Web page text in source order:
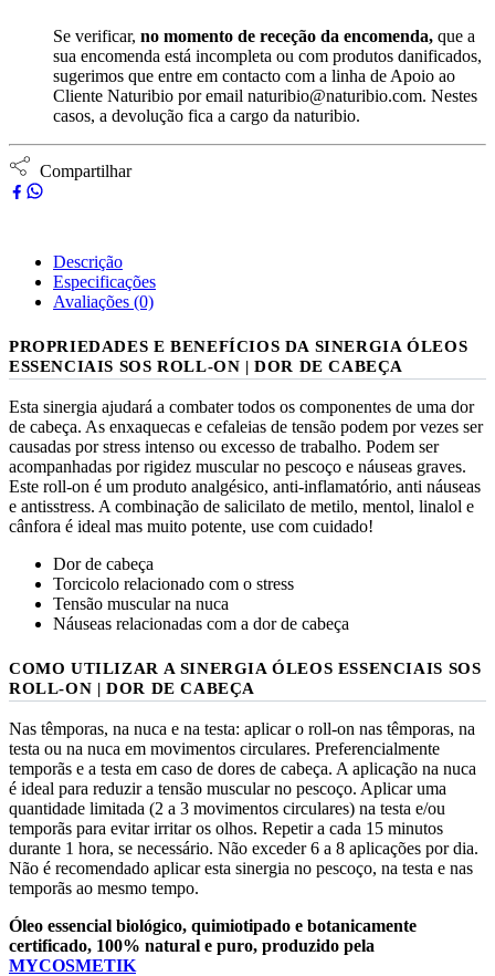
Se verificar, no momento de receção da encomenda, que a
sua encomenda está incompleta ou com produtos danificados,
sugerimos que entre em contacto com a linha de Apoio ao
Cliente Naturibio por email naturibio@naturibio.com. Nestes
casos, a devolução fica a cargo da naturibio.
Compartilhar
Descrição
Especificações
Avaliações (0)
PROPRIEDADES E BENEFÍCIOS DA SINERGIA ÓLEOS
ESSENCIAIS SOS ROLL-ON | DOR DE CABEÇA
Esta sinergia ajudará a combater todos os componentes de uma dor
de cabeça. As enxaquecas e cefaleias de tensão podem por vezes ser
causadas por stress intenso ou excesso de trabalho. Podem ser
acompanhadas por rigidez muscular no pescoço e náuseas graves.
Este roll-on é um produto analgésico, anti-inflamatório, anti náuseas
e antisstress. A combinação de salicilato de metilo, mentol, linalol e
cânfora é ideal mas muito potente, use com cuidado!
Dor de cabeça
Torcicolo relacionado com o stress
Tensão muscular na nuca
Náuseas relacionadas com a dor de cabeça
COMO UTILIZAR A SINERGIA ÓLEOS ESSENCIAIS SOS
ROLL-ON | DOR DE CABEÇA
Nas têmporas, na nuca e na testa: aplicar o roll-on nas têmporas, na
testa ou na nuca em movimentos circulares. Preferencialmente
temporãs e a testa em caso de dores de cabeça. A aplicação na nuca
é ideal para reduzir a tensão muscular no pescoço. Aplicar uma
quantidade limitada (2 a 3 movimentos circulares) na testa e/ou
temporãs para evitar irritar os olhos. Repetir a cada 15 minutos
durante 1 hora, se necessário. Não exceder 6 a 8 aplicações por dia.
Não é recomendado aplicar esta sinergia no pescoço, na testa e nas
temporãs ao mesmo tempo.
Óleo essencial biológico, quimiotipado e botanicamente
certificado, 100% natural e puro, produzido pela
MYCOSMETIK